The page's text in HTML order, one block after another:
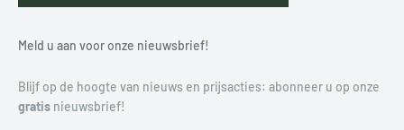
Meld u aan voor onze nieuwsbrief!
Blijf op de hoogte van nieuws en prijsacties: abonneer u op onze
gratis nieuwsbrief!